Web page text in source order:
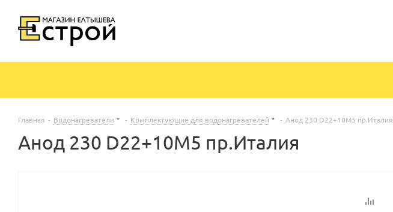
Главная - Водонагреватели - Комплектующие для водонагревателей - Анод 230 D22+10M5 пр.Италия
Анод 230 D22+10M5 пр.Италия